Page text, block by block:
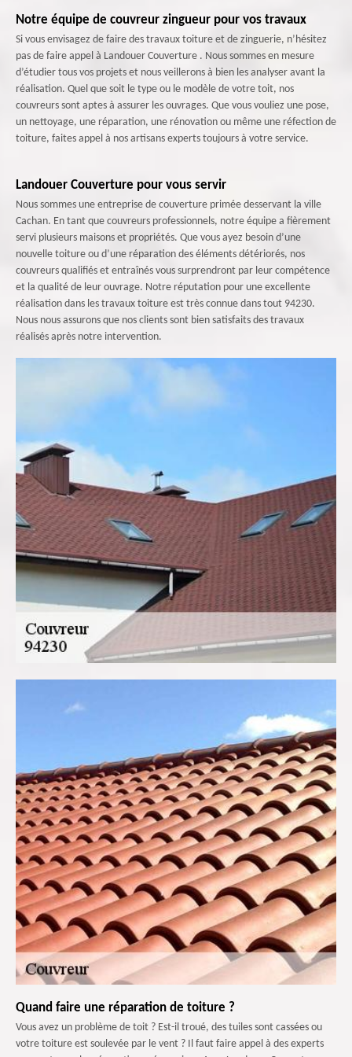
Notre équipe de couvreur zingueur pour vos travaux
Si vous envisagez de faire des travaux toiture et de zinguerie, n’hésitez
pas de faire appel à Landouer Couverture . Nous sommes en mesure
d’étudier tous vos projets et nous veillerons à bien les analyser avant la
réalisation. Quel que soit le type ou le modèle de votre toit, nos
couvreurs sont aptes à assurer les ouvrages. Que vous vouliez une pose,
un nettoyage, une réparation, une rénovation ou même une réfection de
toiture, faites appel à nos artisans experts toujours à votre service.
Landouer Couverture pour vous servir
Nous sommes une entreprise de couverture primée desservant la ville
Cachan. En tant que couvreurs professionnels, notre équipe a fièrement
servi plusieurs maisons et propriétés. Que vous ayez besoin d’une
nouvelle toiture ou d’une réparation des éléments détériorés, nos
couvreurs qualifiés et entraînés vous surprendront par leur compétence
et la qualité de leur ouvrage. Notre réputation pour une excellente
réalisation dans les travaux toiture est très connue dans tout 94230.
Nous nous assurons que nos clients sont bien satisfaits des travaux
réalisés après notre intervention.
Quand faire une réparation de toiture ?
Vous avez un problème de toit ? Est-il troué, des tuiles sont cassées ou
votre toiture est soulevée par le vent ? Il faut faire appel à des experts